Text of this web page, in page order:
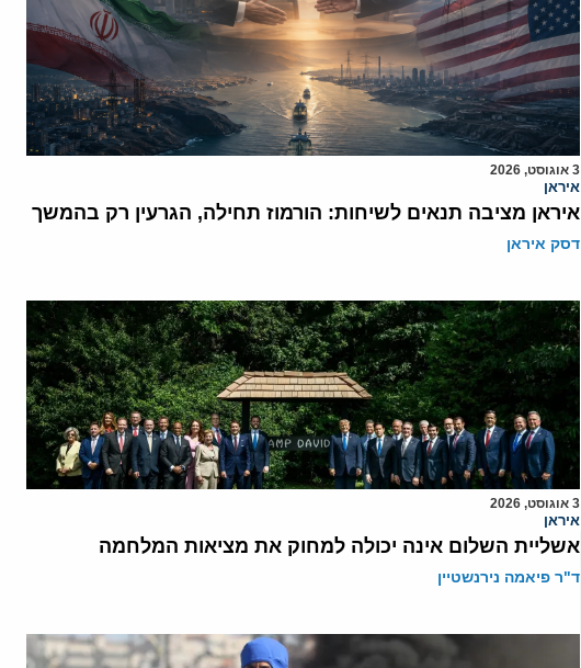
3 אוגוסט, 2026
איראן
איראן מציבה תנאים לשיחות: הורמוז תחילה, הגרעין רק בהמשך
דסק איראן
3 אוגוסט, 2026
איראן
אשליית השלום אינה יכולה למחוק את מציאות המלחמה
ד"ר פיאמה נירנשטיין